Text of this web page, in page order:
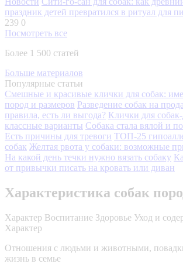
праздник детей превратился в ритуал для
239 0
Посмотреть все
Более 1 500 статей
Больше материалов
Популярные статьи
Смешные и красивые клички для собак:
пород и размеров Разведение собак на
правила, есть ли выгода? Клички для
классные варианты Собака стала вялой и
Есть причины для тревоги ТОП-25
собак Желтая рвота у собаки: возможные
На какой день течки нужно вязать собаку
от привычки писать на кровать или диван
Характеристика собак
Характер Воспитание Здоровье Уход и
Характер
Отношения с людьми и животными,
жизнь в семье